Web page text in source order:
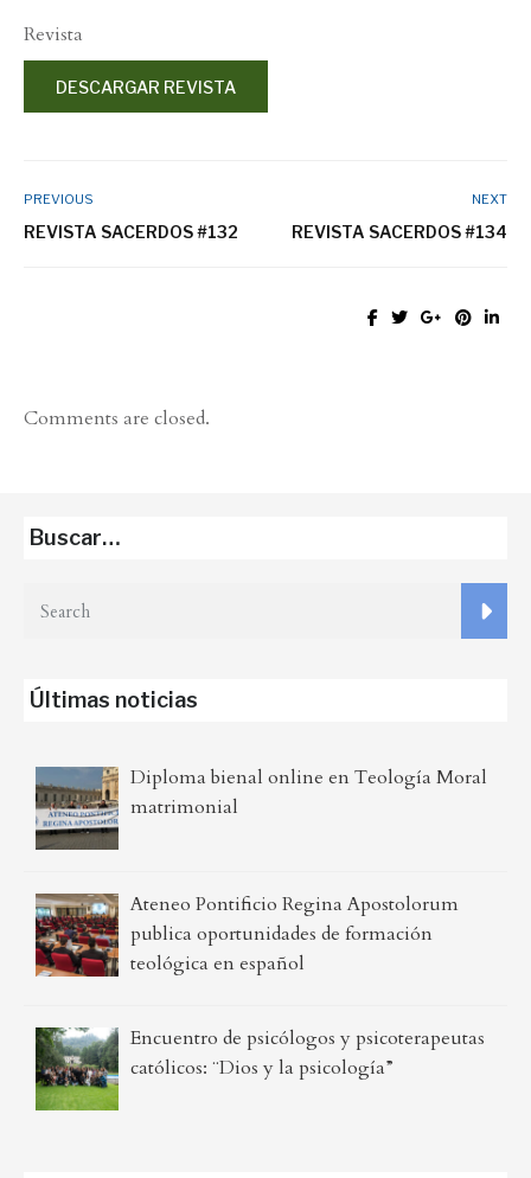
Revista
DESCARGAR REVISTA
PREVIOUS
REVISTA SACERDOS #132
NEXT
REVISTA SACERDOS #134
Comments are closed.
Buscar…
Últimas noticias
Diploma bienal online en Teología Moral
matrimonial
Ateneo Pontificio Regina Apostolorum
publica oportunidades de formación
teológica en español
Encuentro de psicólogos y psicoterapeutas
católicos: ¨Dios y la psicología”